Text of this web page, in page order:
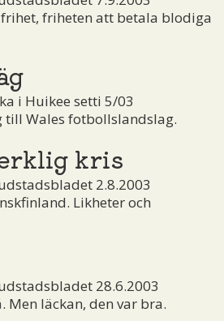
friheten att betala blodiga
i Huikee setti 5/03
till Wales fotbollslandslag.
kris
2.8.2003
Likheter och
28.6.2003
Men läckan, den var bra.